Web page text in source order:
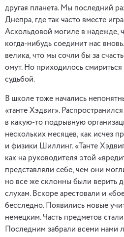
другая планета. Мы последний
Днепра, где так часто вместе
Аскольдовой могиле в надежде,
когда-нибудь соединит нас
велика, что мы сочли бы за
омут. Но приходилось смириться
В школе тоже начались
«танте Хэдвиг».
в какую-то подрывную
нескольких месяцев, как исчез
и физики Шиллинг. «Танте
как на руководителя этой
представляли себе, чем они
но все же склонны были верить
слухам. Вскоре арестовали и
бесследно. Появились новые
немецким. Часть предметов
Последним забрали всеми нами